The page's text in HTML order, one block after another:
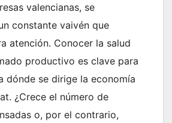
valencianas, se
constante vaivén que
atención. Conocer la salud
productivo es clave para
dónde se dirige la economía
¿Crece el número de
o, por el contrario,